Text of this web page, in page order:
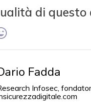
di questo
Fadda
Infosec,